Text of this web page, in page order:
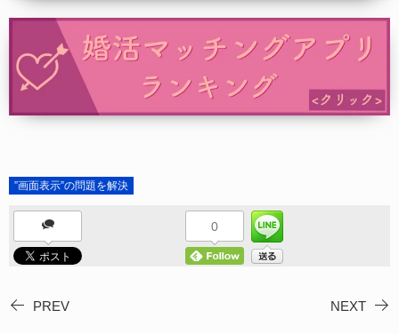
”画面表示”の問題を解決
0
PREV NEXT